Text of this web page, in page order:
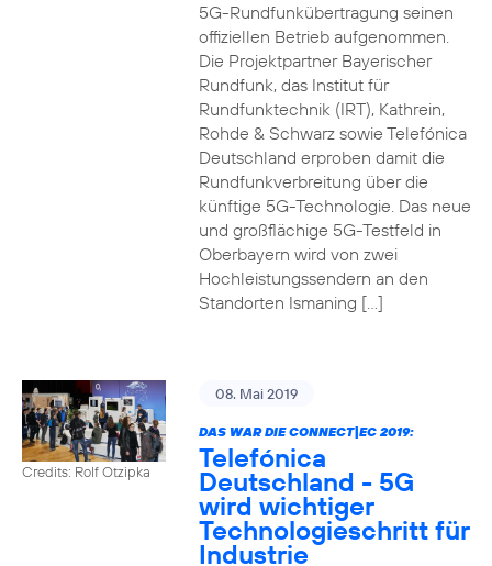
5G-Rundfunkübertragung seinen
offiziellen Betrieb aufgenommen.
Die Projektpartner Bayerischer
Rundfunk, das Institut für
Rundfunktechnik (IRT), Kathrein,
Rohde & Schwarz sowie Telefónica
Deutschland erproben damit die
Rundfunkverbreitung über die
künftige 5G-Technologie. Das neue
und großflächige 5G-Testfeld in
Oberbayern wird von zwei
Hochleistungssendern an den
Standorten Ismaning […]
Credits: Rolf Otzipka
08. Mai 2019
DAS WAR DIE CONNECT|EC 2019:
Telefónica
Deutschland - 5G
wird wichtiger
Technologieschritt für
Industrie